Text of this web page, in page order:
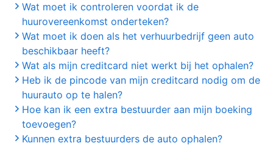
Wat moet ik controleren voordat ik de
huurovereenkomst onderteken?
Wat moet ik doen als het verhuurbedrijf geen auto
beschikbaar heeft?
Wat als mijn creditcard niet werkt bij het ophalen?
Heb ik de pincode van mijn creditcard nodig om de
huurauto op te halen?
Hoe kan ik een extra bestuurder aan mijn boeking
toevoegen?
Kunnen extra bestuurders de auto ophalen?